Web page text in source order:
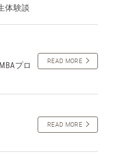
体験談
プロ
READ MORE
READ MORE